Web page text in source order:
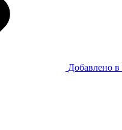
Добавлено